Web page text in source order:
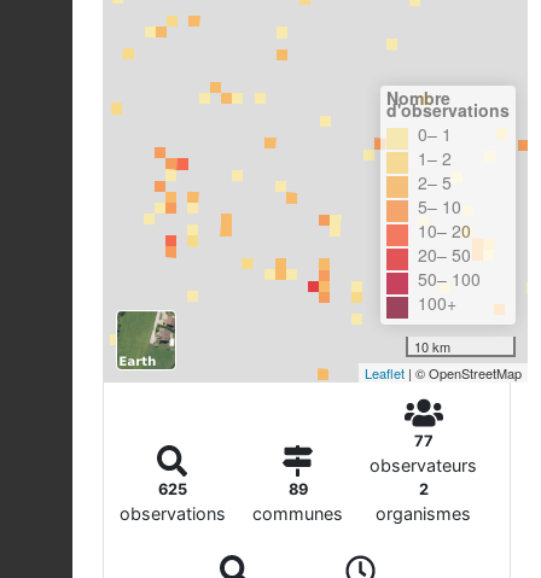
Nombre
d'observations
0– 1
1– 2
2– 5
5– 10
10– 20
20– 50
50– 100
100+
10 km
Leaflet | © OpenStreetMap
625
observations
89
communes
77
observateurs
2
organismes